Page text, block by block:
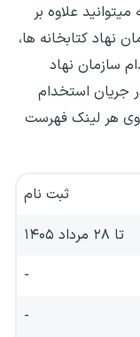
علاوه بر
نهاد کتابخانه ها،
سازمان نهاد
جریان استخدام
روی هر لینک فهرست
ثبت نام
تا ۲۸ مرداد ۱۴۰۵
-
-